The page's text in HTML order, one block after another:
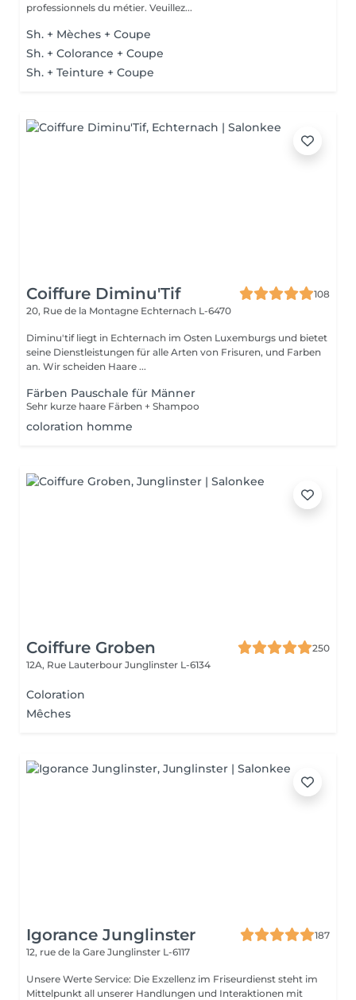
professionnels du métier. Veuillez...
Sh. + Mèches + Coupe
Sh. + Colorance + Coupe
Sh. + Teinture + Coupe
Coiffure Diminu'Tif
108
20, Rue de la Montagne Echternach L-6470
Diminu'tif liegt in Echternach im Osten Luxemburgs und bietet
seine Dienstleistungen für alle Arten von Frisuren, und Farben
an. Wir scheiden Haare ...
Färben Pauschale für Männer
Sehr kurze haare Färben + Shampoo
coloration homme
Coiffure Groben
250
12A, Rue Lauterbour Junglinster L-6134
Coloration
Mêches
Igorance Junglinster
187
12, rue de la Gare Junglinster L-6117
Unsere Werte Service: Die Exzellenz im Friseurdienst steht im
Mittelpunkt all unserer Handlungen und Interaktionen mit